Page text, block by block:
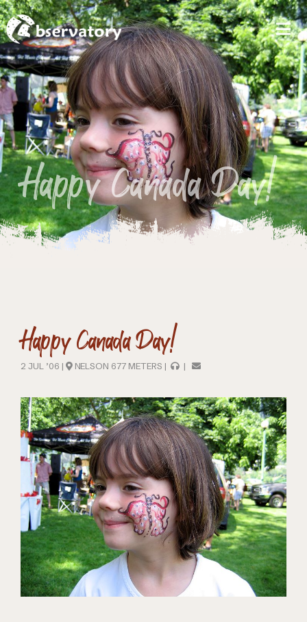
Happy Canada Day!
Happy Canada Day!
2 JUL ’06 | NELSON 677 METERS | |